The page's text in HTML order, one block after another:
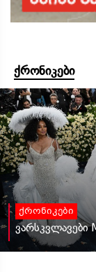
ქრონიკები
ქრონიკები